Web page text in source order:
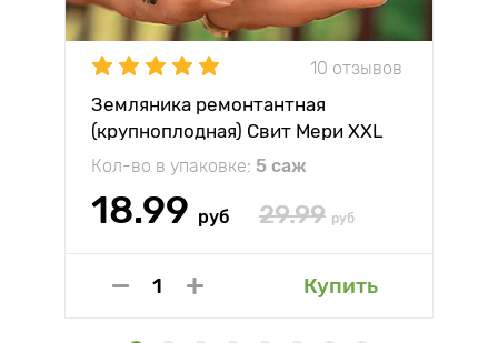
10 отзывов
Земляника ремонтантная
(крупноплодная) Свит Мери XXL
Кол-во в упаковке: 5 саж
18.99 руб 29.99 руб
Купить